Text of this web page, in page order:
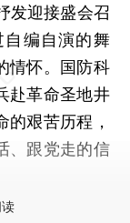
发迎接盛会召
编自演的舞
情怀。国防科
赴革命圣地井
的艰苦历程，
、跟党走的信